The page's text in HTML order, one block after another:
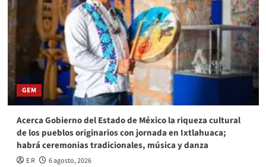
GEM
Acerca Gobierno del Estado de México la riqueza cultural
de los pueblos originarios con jornada en Ixtlahuaca;
habrá ceremonias tradicionales, música y danza
E R 6 agosto, 2026